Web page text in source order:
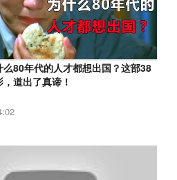
么80年代的人才都想出国？这部38
道出了真谛！